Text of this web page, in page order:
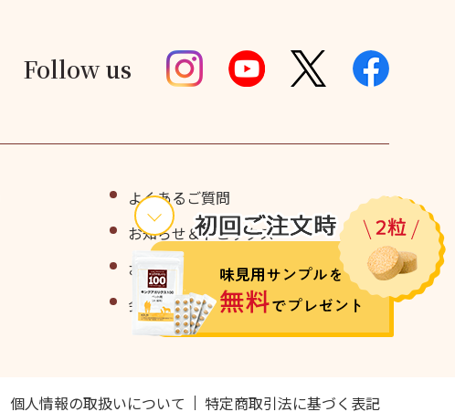
Follow us
よくあるご質問
お知らせ＆トピックス
お問い合わせ・味見用サンプル請求
会社情報
個⼈情報の取扱いについて 特定商取引法に基づく表記